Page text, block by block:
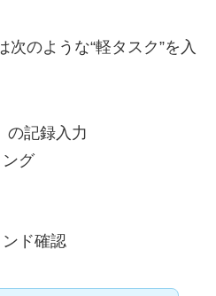
次のような“軽タスク”を入
の記録入力
グ
ド確認